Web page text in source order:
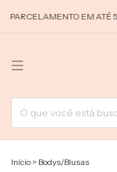
PARCELAMENTO EM ATÉ
Início > Bodys/Blusas